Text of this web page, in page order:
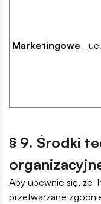
Marketingowe
§ 9. Środki
Aby upewnić się, że
przetwarzane